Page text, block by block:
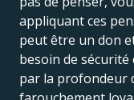
appliquant ces
peut être un don
besoin de sécurité
par la profondeur